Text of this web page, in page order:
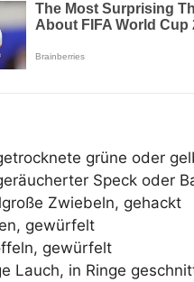
grüne oder
Speck oder
Zwiebeln, gehackt
gewürfelt
gewürfelt
Lauch, in Ringe